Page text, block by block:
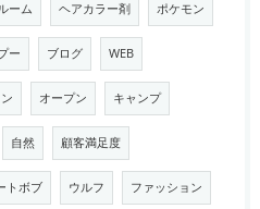
ーム ヘアカラー剤 ポケモン
ー ブログ WEB
オープン キャンプ
自然 顧客満足度
トボブ ウルフ ファッション